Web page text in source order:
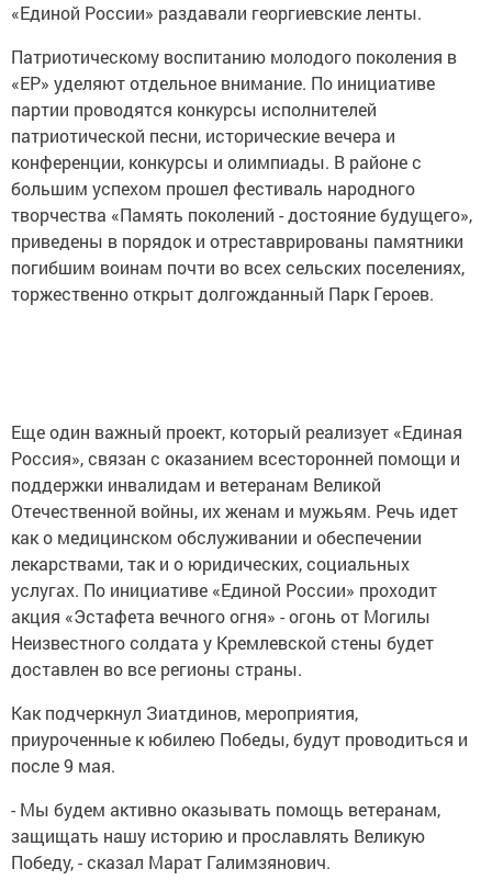
«Единой России» раздавали георгиевские ленты.
Патриотическому воспитанию молодого поколения в
«ЕР» уделяют отдельное внимание. По инициативе
партии проводятся конкурсы исполнителей
патриотической песни, исторические вечера и
конференции, конкурсы и олимпиады. В районе с
большим успехом прошел фестиваль народного
творчества «Память поколений - достояние будущего»,
приведены в порядок и отреставрированы памятники
погибшим воинам почти во всех сельских поселениях,
торжественно открыт долгожданный Парк Героев.
Еще один важный проект, который реализует «Единая
Россия», связан с оказанием всесторонней помощи и
поддержки инвалидам и ветеранам Великой
Отечественной войны, их женам и мужьям. Речь идет
как о медицинском обслуживании и обеспечении
лекарствами, так и о юридических, социальных
услугах. По инициативе «Единой России» проходит
акция «Эстафета вечного огня» - огонь от Могилы
Неизвестного солдата у Кремлевской стены будет
доставлен во все регионы страны.
Как подчеркнул Зиатдинов, мероприятия,
приуроченные к юбилею Победы, будут проводиться и
после 9 мая.
- Мы будем активно оказывать помощь ветеранам,
защищать нашу историю и прославлять Великую
Победу, - сказал Марат Галимзянович.